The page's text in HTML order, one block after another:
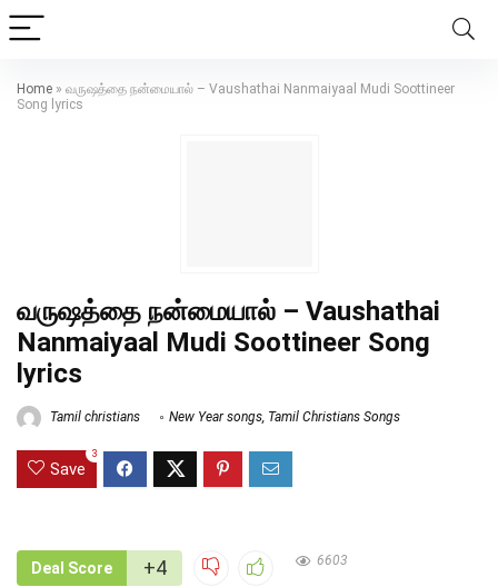
Home » வருஷத்தை நன்மையால் – Vaushathai Nanmaiyaal Mudi Soottineer
Song lyrics
வருஷத்தை நன்மையால் – Vaushathai
Nanmaiyaal Mudi Soottineer Song
lyrics
Tamil christians New Year songs, Tamil Christians Songs
Save
3
Deal Score +4 6603